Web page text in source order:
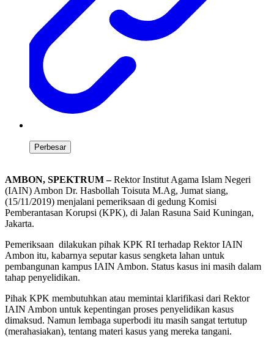
Perbesar
AMBON, SPEKTRUM –Rektor Institut Agama Islam Negeri
(IAIN) Ambon Dr. Hasbollah Toisuta M.Ag, Jumat siang,
(15/11/2019) menjalani pemeriksaan di gedung Komisi
Pemberantasan Korupsi (KPK), di Jalan Rasuna Said Kuningan,
Jakarta.
Pemeriksaan dilakukan pihak KPK RI terhadap Rektor IAIN
Ambon itu, kabarnya seputar kasus sengketa lahan untuk
pembangunan kampus IAIN Ambon. Status kasus ini masih dalam
tahap penyelidikan.
Pihak KPK membutuhkan atau memintai klarifikasi dari Rektor
IAIN Ambon untuk kepentingan proses penyelidikan kasus
dimaksud. Namun lembaga superbodi itu masih sangat tertutup
(merahasiakan), tentang materi kasus yang mereka tangani.